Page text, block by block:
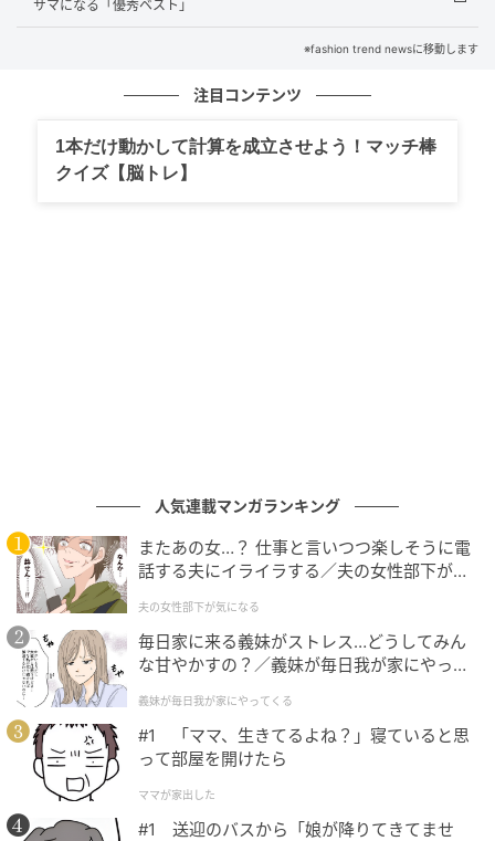
アクセサリー感覚で持ちやすい小ぶりなサイズで、華
バッグ。華奢なビーズストラップまで赤で統一されて
おり、コーデのアクセントとして添えるのにぴった
り。複数の編み柄を組み合わせたクラフト感あるルッ
クスが可愛げを醸し出します。ニット地のため、イン
パクトのある色味もやわらかな雰囲気に見せやすいの
が◎
潔く主役を託したいボリューミーな厚底サン
ダル
サマになる「優秀ベスト」
※fashion trend newsに移動します
注目コンテンツ
1本だけ動かして計算を成立させよう！マッチ棒
クイズ【脳トレ】
人気連載マンガランキング
またあの女…？ 仕事と言いつつ楽しそうに電
話する夫にイライラする／夫の女性部下が気
夫の女性部下が気になる
毎日家に来る義妹がストレス…どうしてみん
な甘やかすの？／義妹が毎日我が家にやって
が】
義妹が毎日我が家にやってくる
#1 「ママ、生きてるよね？」寝ていると思
って部屋を開けたら
ママが家出した
#1 送迎のバスから「娘が降りてきてませ